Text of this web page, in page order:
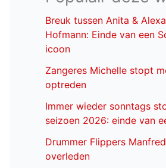
Breuk tussen Anita &
Hofmann: Einde van een
icoon
Zangeres Michelle stopt
optreden
Immer wieder sonntags
seizoen 2026: einde van
Drummer Flippers
overleden